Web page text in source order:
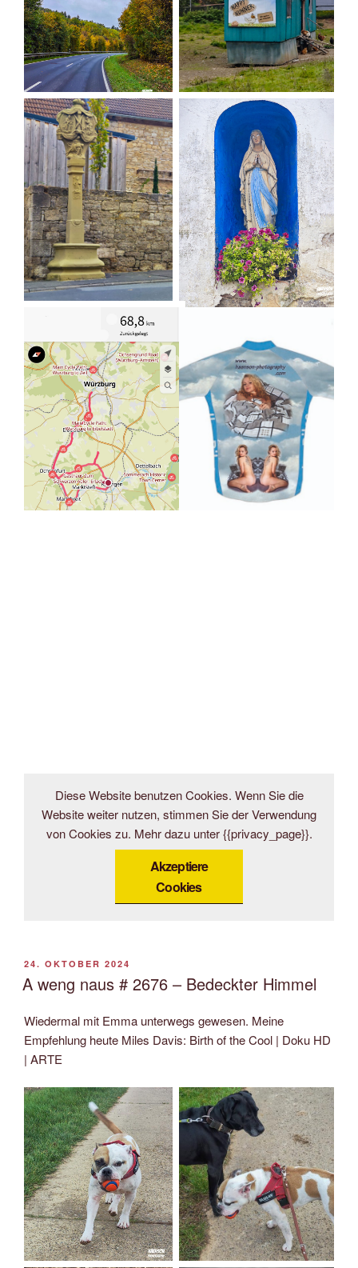
Diese Website benutzen Cookies. Wenn Sie die
Website weiter nutzen, stimmen Sie der Verwendung
von Cookies zu. Mehr dazu unter {{privacy_page}}.
Akzeptiere
Cookies
VERÖFFENTLICHT
AM
24. OKTOBER 2024
A weng naus # 2676 – Bedeckter Himmel
Wiedermal mit Emma unterwegs gewesen. Meine
Empfehlung heute Miles Davis: Birth of the Cool | Doku HD
| ARTE